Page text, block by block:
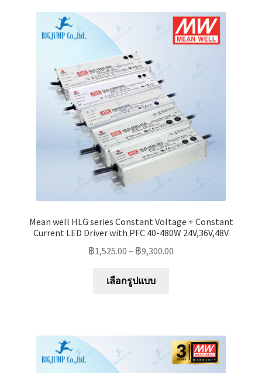
Mean well HLG series Constant Voltage + Constant
Current LED Driver with PFC 40-480W 24V,36V,48V
฿1,525.00 – ฿9,300.00
เลือกรูปแบบ
The
options